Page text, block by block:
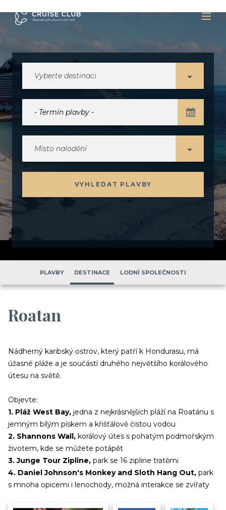
Vyberte destinaci
Místo nalodění
VYHLEDAT PLAVBY
PLAVBY DESTINACE LODNÍ SPOLEČNOSTI
Roatan
Nádherný karibský ostrov, který patří k Hondurasu, má
úžasné pláže a je součástí druhého největšího korálového
útesu na světě.
Objevte:
1. Pláž West Bay, jedna z nejkrásnějších pláží na Roatánu s
jemným bílým pískem a křišťálově čistou vodou
2. Shannons Wall, korálový útes s pohatým podmořským
životem, kde se můžete potápět
3. Junge Tour Zipline, park se 16 zipline tratěmi
4. ​Daniel Johnson's Monkey and Sloth Hang Out, park
s mnoha opicemi i lenochody, možná interakce se zvířaty